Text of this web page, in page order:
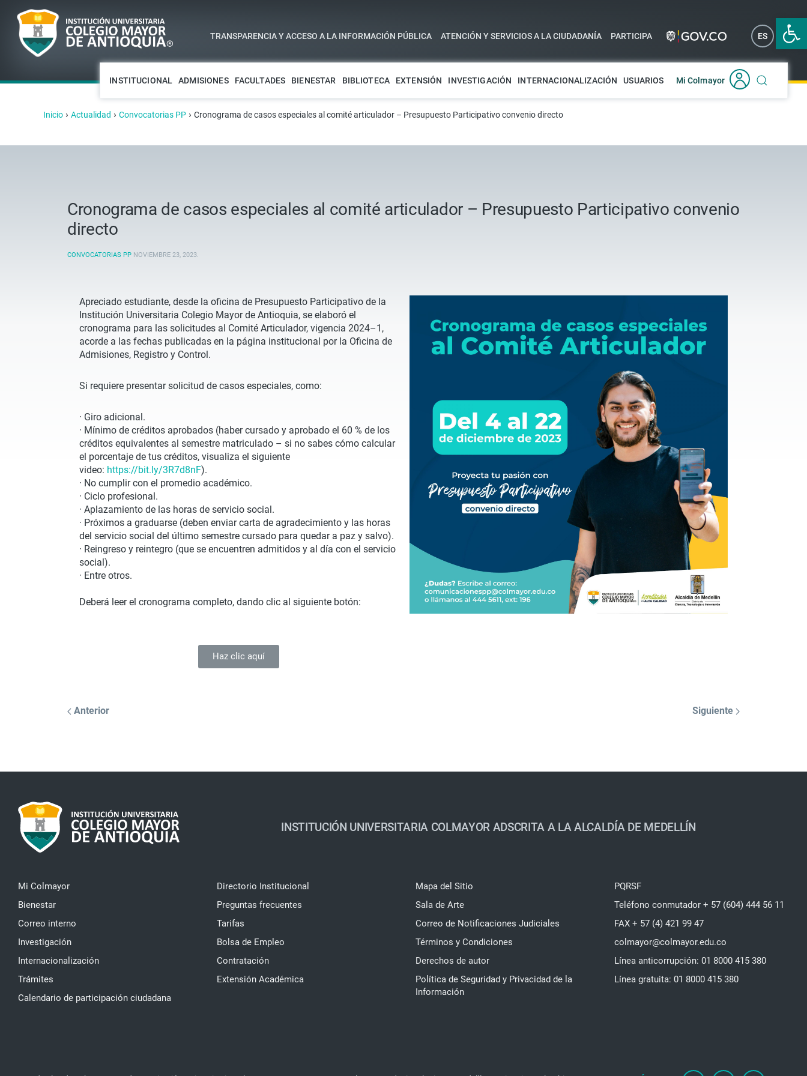
Abrir
TRANSPARENCIA Y ACCESO A LA INFORMACIÓN PÚBLICA ATENCIÓN Y SERVICIOS A LA CIUDADANÍA PARTICIPA ES EN
INSTITUCIONAL ADMISIONES FACULTADES BIENESTAR BIBLIOTECA EXTENSIÓN INVESTIGACIÓN INTERNACIONALIZACIÓN USUARIOS Mi Colmayor
Inicio › Actualidad › Convocatorias PP › Cronograma de casos especiales al comité articulador – Presupuesto Participativo convenio directo
Cronograma de casos especiales al comité articulador – Presupuesto Participativo convenio
directo
CONVOCATORIAS PP NOVIEMBRE 23, 2023.
Apreciado estudiante, desde la oficina de Presupuesto Participativo de la
Institución Universitaria Colegio Mayor de Antioquia, se elaboró el
cronograma para las solicitudes al Comité Articulador, vigencia 2024–1,
acorde a las fechas publicadas en la página institucional por la Oficina de
Admisiones, Registro y Control.
Si requiere presentar solicitud de casos especiales, como:
· Giro adicional.
· Mínimo de créditos aprobados (haber cursado y aprobado el 60 % de los
créditos equivalentes al semestre matriculado – si no sabes cómo calcular
el porcentaje de tus créditos, visualiza el siguiente
video: https://bit.ly/3R7d8nF).
· No cumplir con el promedio académico.
· Ciclo profesional.
· Aplazamiento de las horas de servicio social.
· Próximos a graduarse (deben enviar carta de agradecimiento y las horas
del servicio social del último semestre cursado para quedar a paz y salvo).
· Reingreso y reintegro (que se encuentren admitidos y al día con el servicio
social).
· Entre otros.
Deberá leer el cronograma completo, dando clic al siguiente botón:
Haz clic aquí
Anterior Siguiente
INSTITUCIÓN UNIVERSITARIA COLMAYOR ADSCRITA A LA ALCALDÍA DE MEDELLÍN
Mi Colmayor
Bienestar
Correo interno
Investigación
Internacionalización
Trámites
Calendario de participación ciudadana
Directorio Institucional
Preguntas frecuentes
Tarifas
Bolsa de Empleo
Contratación
Extensión Académica
Mapa del Sitio
Sala de Arte
Correo de Notificaciones Judiciales
Términos y Condiciones
Derechos de autor
Política de Seguridad y Privacidad de la
Información
PQRSF
Teléfono conmutador + 57 (604) 444 56 11
FAX + 57 (4) 421 99 47
colmayor@colmayor.edu.co
Línea anticorrupción: 01 8000 415 380
Línea gratuita: 01 8000 415 380